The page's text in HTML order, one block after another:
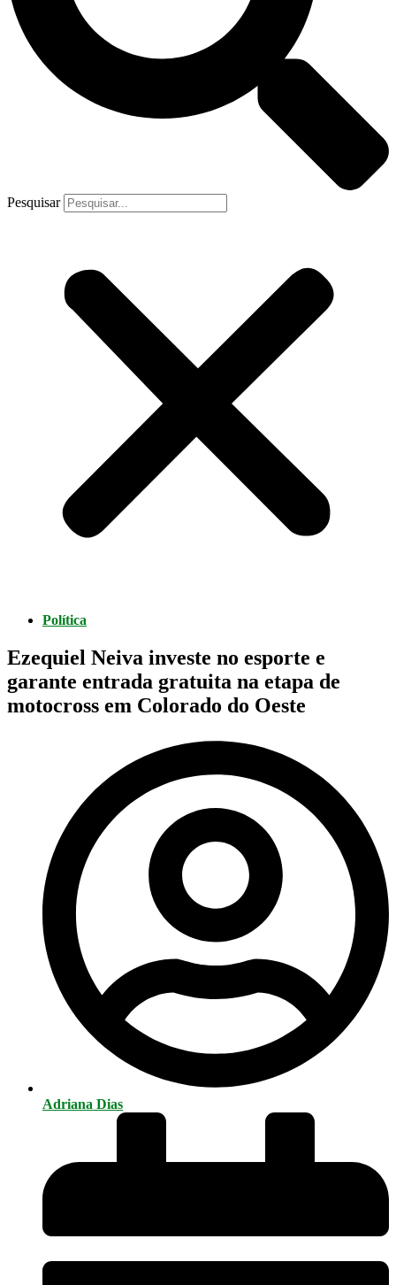
Pesquisar
Política
Ezequiel Neiva investe no esporte e
garante entrada gratuita na etapa de
motocross em Colorado do Oeste
Adriana Dias